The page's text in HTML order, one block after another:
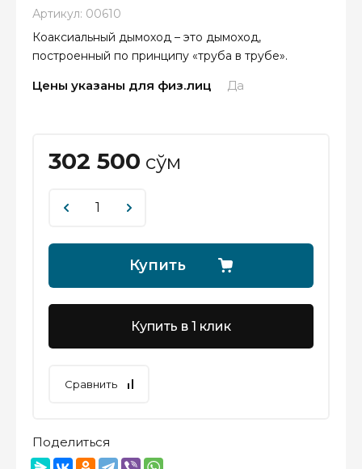
Артикул: 00610
Коаксиальный дымоход – это дымоход,
построенный по принципу «труба в трубе».
Цены указаны для физ.лиц Да
302 500 сўм
Купить
Купить в 1 клик
Сравнить
Поделиться